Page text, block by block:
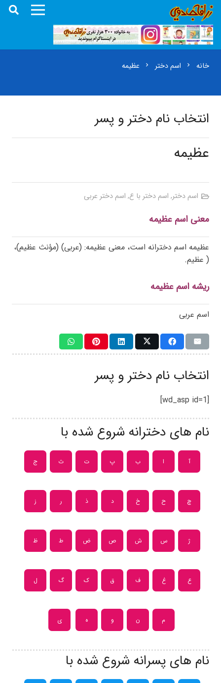
خانه chevron_right اسم دختر chevron_right عظیمه
انتخاب نام دختر و پسر
عظیمه
اسم دختر, اسم دختر با ع, اسم دختر عربی
معنی اسم عظیمه
عظیمه اسم دخترانه است، معنی عظیمه: (عربی) (مؤنث عظیم)،
( عظیم.
ریشه اسم عظیمه
اسم عربی
انتخاب نام دختر و پسر
[wd_asp id=1]
نام های دخترانه شروع شده با
آ ا ب پ ت ث ج
چ ح خ د ذ ر ز
ژ س ش ص ض ط ظ
ع غ ف ق ک گ ل
م ن و ه ی
نام های پسرانه شروع شده با